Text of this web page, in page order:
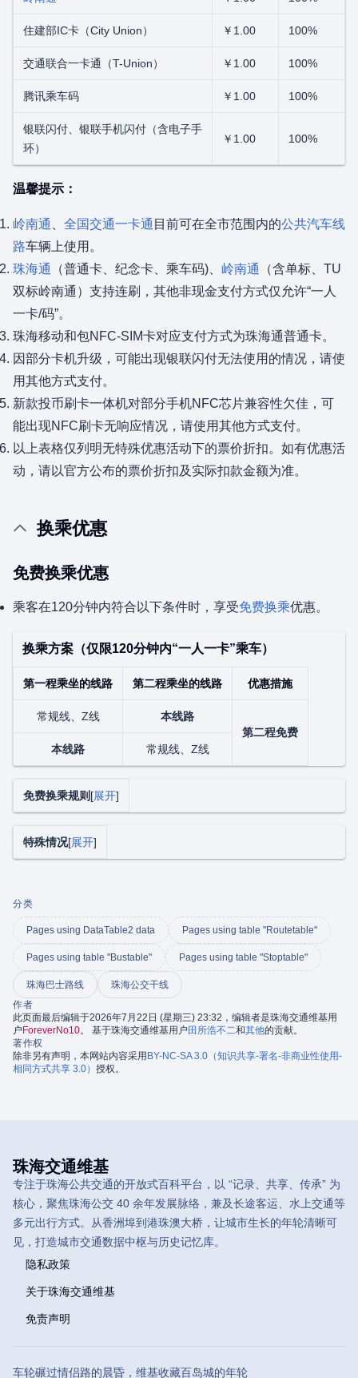
住建部IC卡（City Union） ￥1.00 100%
交通联合一卡通（T-Union） ￥1.00 100%
腾讯乘车码 ￥1.00 100%
银联闪付、银联手机闪付（含电子手
环）
￥1.00 100%
温馨提示：
岭南通 全国交通一卡通 目前可在全市范围内的公共汽车线
路车辆上使用。
珠海通
（普通卡、纪念卡、乘车码)、 岭南通
（含单标、TU
双标岭南通）支持连刷，其他非现金支付方式仅允许“一人
一卡/码”。
珠海移动和包NFC-SIM卡对应支付方式为珠海通普通卡。
因部分卡机升级，可能出现银联闪付无法使用的情况，请使
用其他方式支付。
新款投币刷卡一体机对部分手机NFC芯片兼容性欠佳，可
能出现NFC刷卡无响应情况，请使用其他方式支付。
以上表格仅列明无特殊优惠活动下的票价折扣。如有优惠活
动，请以官方公布的票价折扣及实际扣款金额为准。
换乘优惠
免费换乘优惠
乘客在120分钟内符合以下条件时，享受免费换乘优惠。
换乘方案（仅限120分钟内“一人一卡”乘车）
第一程乘坐的线路 第二程乘坐的线路 优惠措施
常规线、Z线
本线路
第二程免费
本线路
常规线、Z线
展开
免费换乘规则
展开
特殊情况
分类
Pages using DataTable2 data Pages using table "Routetable"
Pages using table "Bustable" Pages using table "Stoptable"
珠海巴士路线
珠海公交干线
作者
此页面最后编辑于2026年7月22日 (星期三) 23:32，编辑者是珠海交通维基用
户ForeverNo10。 基于珠海交通维基用户田所浩不二和其他的贡献。
著作权
除非另有声明，本网站内容采用BY-NC-SA 3.0（知识共享-署名-非商业性使用-
相同方式共享 3.0） 授权。
珠海交通维基
专注于珠海公共交通的开放式百科平台，以 “记录、共享、传承” 为
核心，聚焦珠海公交 40 余年发展脉络，兼及长途客运、水上交通等
多元出行方式。从香洲埠到港珠澳大桥，让城市生长的年轮清晰可
见，打造城市交通数据中枢与历史记忆库。
隐私政策
关于珠海交通维基
免责声明
车轮碾过情侣路的晨昏，维基收藏百岛城的年轮